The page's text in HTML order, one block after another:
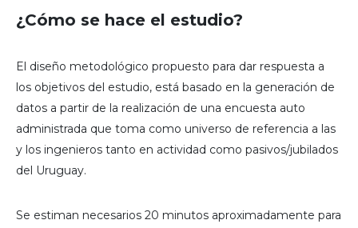
¿Cómo se hace el estudio?
El diseño metodológico propuesto para dar respuesta a
los objetivos del estudio, está basado en la generación de
datos a partir de la realización de una encuesta auto
administrada que toma como universo de referencia a las
y los ingenieros tanto en actividad como pasivos/jubilados
del Uruguay.
Se estiman necesarios 20 minutos aproximadamente para